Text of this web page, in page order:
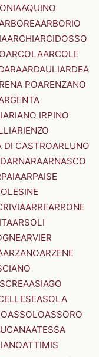
AQUINO
ARBORIO
ARCHIARCIDOSSO
ARCOLAARCOLE
ARDAULIARDEA
POARENZANO
ARIANO IRPINO
ARIENZO
DI CASTROARLUNO
ARNARAARNASCO
ARPAISE
ARREARRONE
ARSOLI
ARVIER
ARZANOARZENE
ASIAGO
ASOLA
ASSOLOASSORO
ATESSA
ATTIMIS